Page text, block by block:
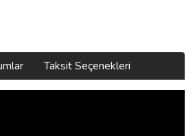
Taksit Seçenekleri